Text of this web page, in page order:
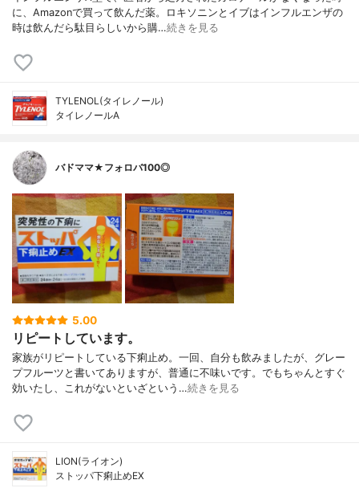
に、Amazonで買って飲んだ薬。ロキソニンとイブはインフルエンザの
時は飲んだら駄目らしいから購…続きを見る
TYLENOL(タイレノール)
タイレノールA
バドママ★フォロバ100◎
5.00
リピートしています。
家族がリピートしている下痢止め。一回、自分も飲みましたが、グレー
プフルーツと書いてありますが、普通に不味いです。でもちゃんとすぐ
効いたし、これがないといざという…続きを見る
LION(ライオン)
ストッパ下痢止めEX